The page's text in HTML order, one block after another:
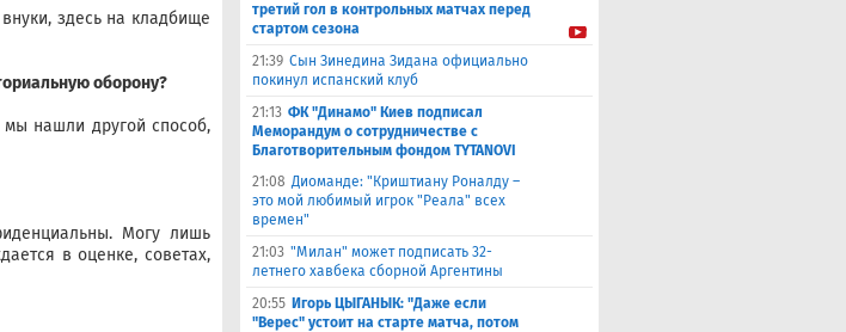
здесь на кладбище
оборону?
нашли другой способ,
Могу лишь
в оценке, советах,
третий гол в контрольных матчах перед
стартом сезона
21:39 Сын Зинедина Зидана официально
покинул испанский клуб
21:13 ФК "Динамо" Киев подписал
Меморандум о сотрудничестве с
Благотворительным фондом TYTANOVI
21:08 Диоманде: "Криштиану Роналду –
это мой любимый игрок "Реала" всех
времен"
21:03 "Милан" может подписать 32-
летнего хавбека сборной Аргентины
20:55 Игорь ЦЫГАНЫК: "Даже если
"Верес" устоит на старте матча, потом